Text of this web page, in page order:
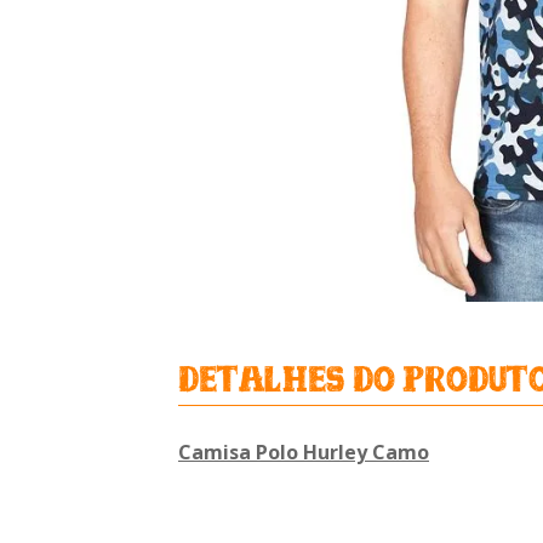
detalhes do
Camisa Polo Hurley Camo